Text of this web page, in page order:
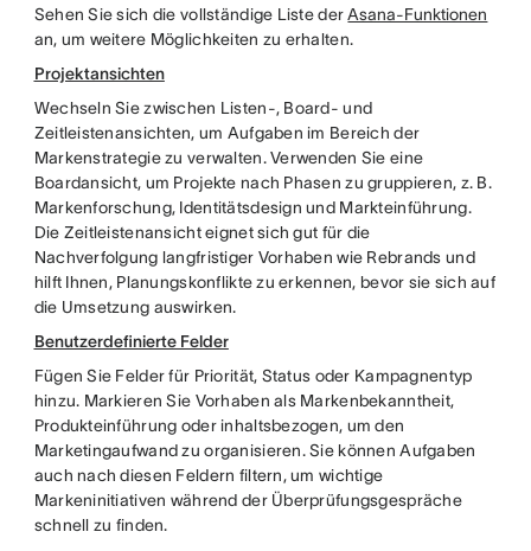
Sehen Sie sich die vollständige Liste derAsana-Funktionen
an, um weitere Möglichkeiten zu erhalten.
Projektansichten
Wechseln Sie zwischen Listen-, Board- und
Zeitleistenansichten, um Aufgaben im Bereich der
Markenstrategie zu verwalten. Verwenden Sie eine
Boardansicht, um Projekte nach Phasen zu gruppieren, z. B.
Markenforschung, Identitätsdesign und Markteinführung.
Die Zeitleistenansicht eignet sich gut für die
Nachverfolgung langfristiger Vorhaben wie Rebrands und
hilft Ihnen, Planungskonflikte zu erkennen, bevor sie sich auf
die Umsetzung auswirken.
Benutzerdefinierte Felder
Fügen Sie Felder für Priorität, Status oder Kampagnentyp
hinzu. Markieren Sie Vorhaben als Markenbekanntheit,
Produkteinführung oder inhaltsbezogen, um den
Marketingaufwand zu organisieren. Sie können Aufgaben
auch nach diesen Feldern filtern, um wichtige
Markeninitiativen während der Überprüfungsgespräche
schnell zu finden.